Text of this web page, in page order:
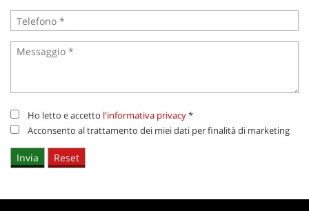
Ho letto e accetto l'informativa privacy*
Acconsento al trattamento dei miei dati per finalità di marketing
rimanda
alla
cookie
policy.
rivedere
modificare
le
tue
scelte
in
momento.